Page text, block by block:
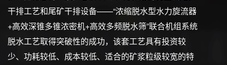
干排工艺和尾矿干排设备——“浓缩脱水型水力旋流器
+高效深锥多锥浓密机+高效多频脱水筛”联合机组系统
脱水工艺取得突破性的成功，该套工艺具有投资较
少、功耗较低、成本较低、适合的矿浆粒级较宽的特